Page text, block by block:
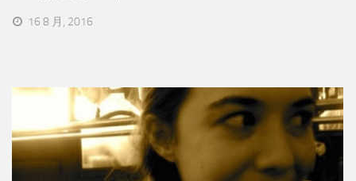
16 8 月, 2016